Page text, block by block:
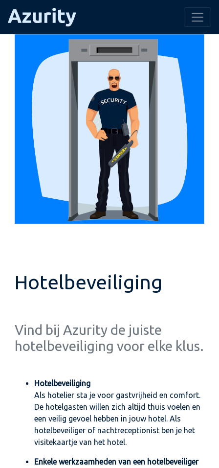
Hotelbeveiliging
Vind bij Azurity de juiste
hotelbeveiliging voor elke klus.
Hotelbeveiliging
Als hotelier sta je voor gastvrijheid en comfort.
De hotelgasten willen zich altijd thuis voelen en
een veilig gevoel hebben in jouw hotel. Als
hotelbeveiliger of nachtreceptionist ben je het
visitekaartje van het hotel.
Enkele werkzaamheden van een hotelbeveiliger